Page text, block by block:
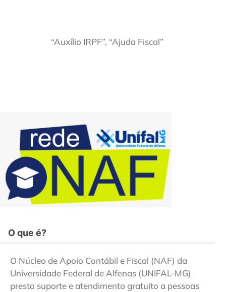
“Auxílio IRPF”, “Ajuda Fiscal”
O que é?
O Núcleo de Apoio Contábil e Fiscal (NAF) da
Universidade Federal de Alfenas (UNIFAL-MG)
presta suporte e atendimento gratuito a pessoas